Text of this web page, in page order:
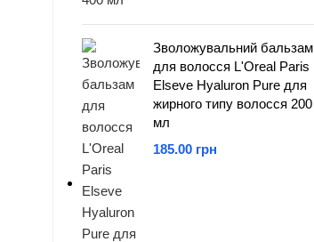
Зволожувальний бальзам
для волосся L'Oreal Paris
Elseve Hyaluron Pure для
жирного типу волосся 200
мл
грн